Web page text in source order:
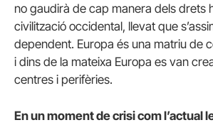
no gaudirà de cap manera dels drets
civilització occidental, llevat que
dependent. Europa és una matriu de
i dins de la mateixa Europa es van
centres i perifèries.
En un moment de crisi com l’actual